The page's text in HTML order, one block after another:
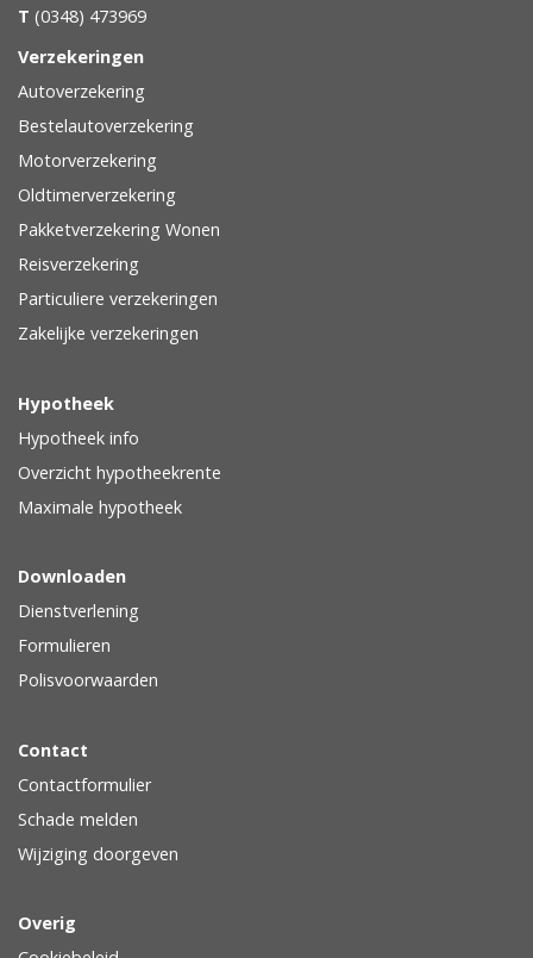
T (0348) 473969
Verzekeringen
Autoverzekering
Bestelautoverzekering
Motorverzekering
Oldtimerverzekering
Pakketverzekering Wonen
Reisverzekering
Particuliere verzekeringen
Zakelijke verzekeringen
Hypotheek
Hypotheek info
Overzicht hypotheekrente
Maximale hypotheek
Downloaden
Dienstverlening
Formulieren
Polisvoorwaarden
Contact
Contactformulier
Schade melden
Wijziging doorgeven
Overig